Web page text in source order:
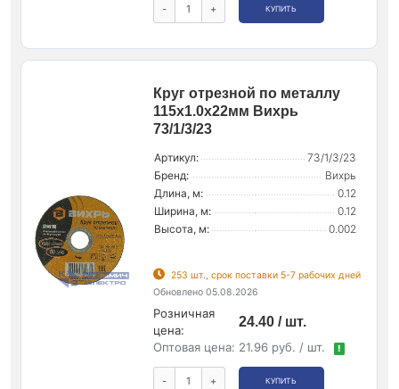
- + КУПИТЬ
Круг отрезной по металлу
115х1.0х22мм Вихрь
73/1/3/23
Артикул:
73/1/3/23
Бренд:
Вихрь
Длина, м:
0.12
Ширина, м:
0.12
Высота, м:
0.002
253 шт., срок поставки 5-7 рабочих дней
Обновлено 05.08.2026
Розничная
цена:
24.40 / шт.
Оптовая цена: 21.96 руб. / шт. !
- + КУПИТЬ